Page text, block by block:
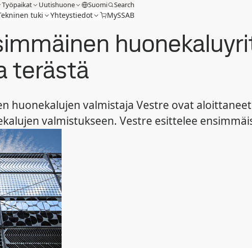
Työpaikat Uutishuone Suomi Search
tuki Yhteystiedot MySSAB
terästä
huonekalujen valmistaja Vestre ovat
valmistukseen. Vestre esittelee